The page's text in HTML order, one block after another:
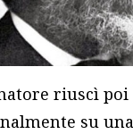
riuscì poi
su